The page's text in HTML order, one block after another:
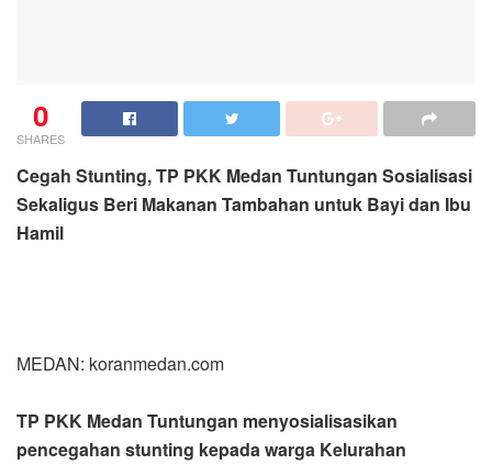
0
SHARES
Cegah Stunting, TP PKK Medan Tuntungan Sosialisasi
Sekaligus Beri Makanan Tambahan untuk Bayi dan Ibu
Hamil
MEDAN: koranmedan.com
TP PKK Medan Tuntungan menyosialisasikan
pencegahan stunting kepada warga Kelurahan